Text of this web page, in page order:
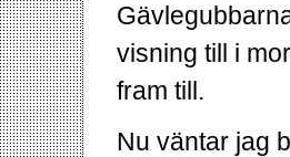
visning till i
fram till.
Nu väntar jag